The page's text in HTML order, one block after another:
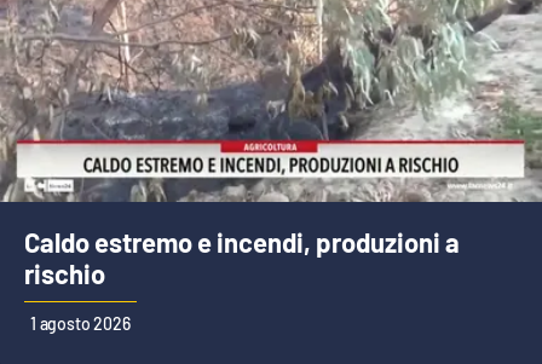
Lamezia Terme
PROGETTI
SPECIALI
Buona Sanità Calabria
LA
CALABRIAVISIONE
Destinazioni
Caldo estremo e incendi, produzioni a
rischio
1 agosto 2026